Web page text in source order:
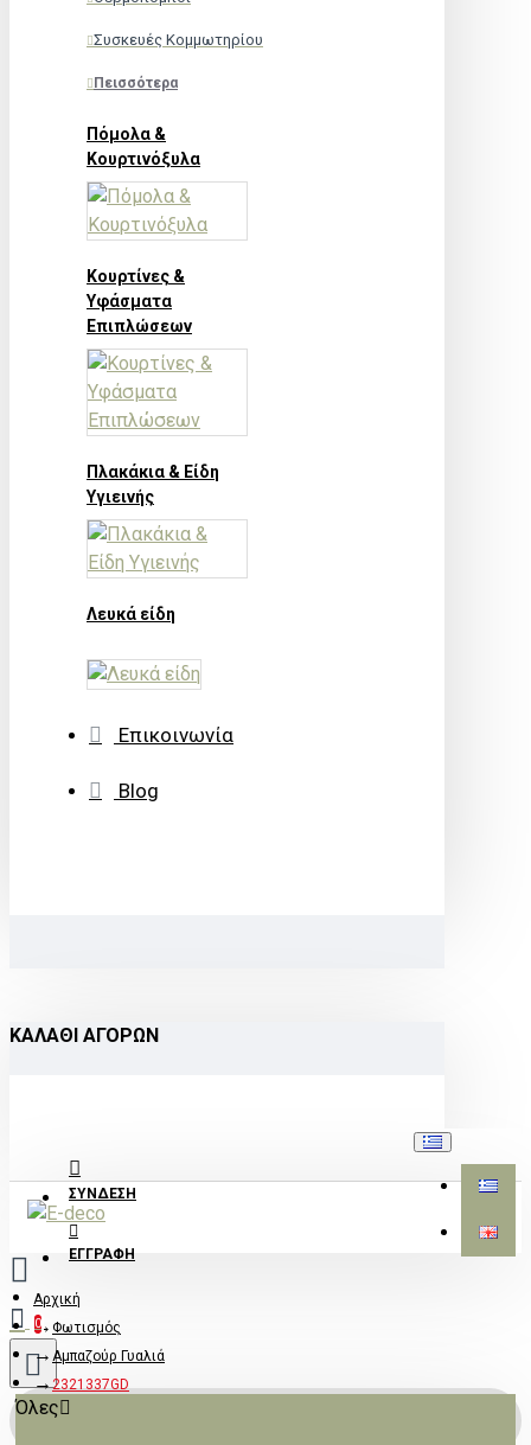
Συσκευές Κομμωτηρίου
Πεισσότερα
Πόμολα &
Κουρτινόξυλα
Κουρτίνες &
Υφάσματα
Επιπλώσεων
Πλακάκια & Είδη
Υγιεινής
Λευκά είδη
Επικοινωνία
Blog
ΚΑΛΆΘΙ ΑΓΟΡΏΝ
ΣΎΝΔΕΣΗ
ΕΓΓΡΑΦΉ
0
Όλες
Αρχική
Φωτισμός
Αμπαζούρ Γυαλιά
2321337GD